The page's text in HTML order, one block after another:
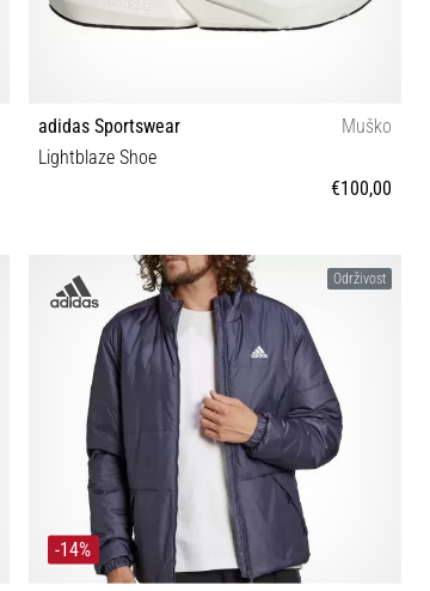
adidas Sportswear
Muško
Lightblaze Shoe
€100,00
41⅓ Održivost
-14%